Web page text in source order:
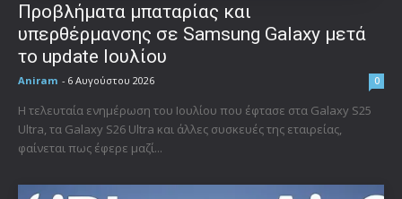
Προβλήματα μπαταρίας και
υπερθέρμανσης σε Samsung Galaxy μετά
το update Ιουλίου
Aniram - 6 Αυγούστου 2026 0
Η τελευταία ενημέρωση του Ιουλίου που έφτασε στα Galaxy S25
Ultra, τα Galaxy S26 Ultra και άλλες συσκευές της εταιρείας,
φαίνεται πως έφερε μαζί...